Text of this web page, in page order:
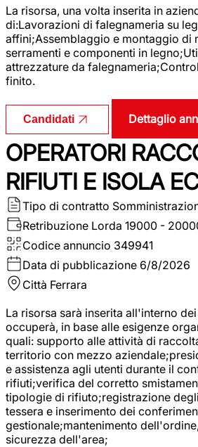
La risorsa, una volta inserita in
di:Lavorazioni di falegnameria su
affini;Assemblaggio e montaggio di
serramenti e componenti in
attrezzature da
finito.
Candidati Dettaglio
OPERATORI
RIFIUTI E ISOLA
Tipo di contratto
Retribuzione Lorda 19000 -
Codice annuncio 349941
Data di pubblicazione 6/8/2026
Città Ferrara
La risorsa sarà inserita all'interno
occuperà, in base alle esigenze
quali: supporto alle attività di
territorio con mezzo
e assistenza agli utenti durante il
rifiuti;verifica del corretto
tipologie di rifiuto;registrazione
tessera e inserimento dei
gestionale;mantenimento
sicurezza dell'area;